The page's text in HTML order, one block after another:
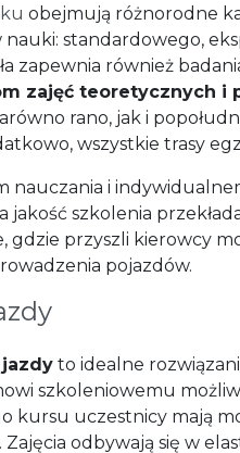
obejmują różnorodne
standardowego,
zapewnia również
zajęć teoretycznych
rano, jak i
wszystkie trasy
nauczania i
szkolenia
gdzie przyszli kierowcy
pojazdów.
jazdy to idealne
szkoleniowemu
kursu uczestnicy mają
odbywają się w